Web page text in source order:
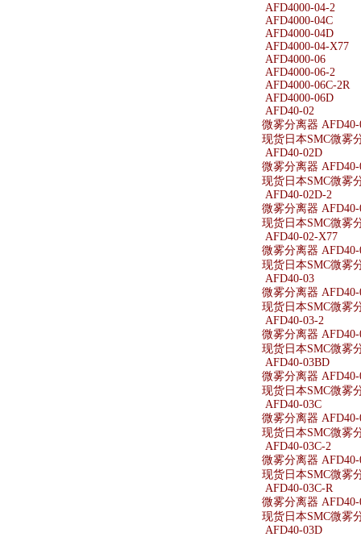
AFD4000-04-2
AFD4000-04C
AFD4000-04D
AFD4000-04-X77
AFD4000-06
AFD4000-06-2
AFD4000-06C-2R
AFD4000-06D
AFD40-02
微雾分离器 AFD40-
现货日本SMC微雾
AFD40-02D
微雾分离器 AFD40-
现货日本SMC微雾
AFD40-02D-2
微雾分离器 AFD40-
现货日本SMC微雾
AFD40-02-X77
微雾分离器 AFD40-
现货日本SMC微雾
AFD40-03
微雾分离器 AFD40-
现货日本SMC微雾
AFD40-03-2
微雾分离器 AFD40-
现货日本SMC微雾
AFD40-03BD
微雾分离器 AFD40-
现货日本SMC微雾
AFD40-03C
微雾分离器 AFD40-
现货日本SMC微雾
AFD40-03C-2
微雾分离器 AFD40-
现货日本SMC微雾
AFD40-03C-R
微雾分离器 AFD40-
现货日本SMC微雾
AFD40-03D